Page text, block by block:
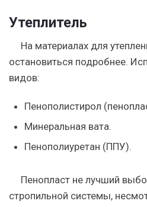
Утеплитель
На материалах для
остановиться подробнее.
видов:
Пенополистирол
Минеральная вата.
Пенополиуретан (ППУ).
Пенопласт не лучший
стропильной системы,